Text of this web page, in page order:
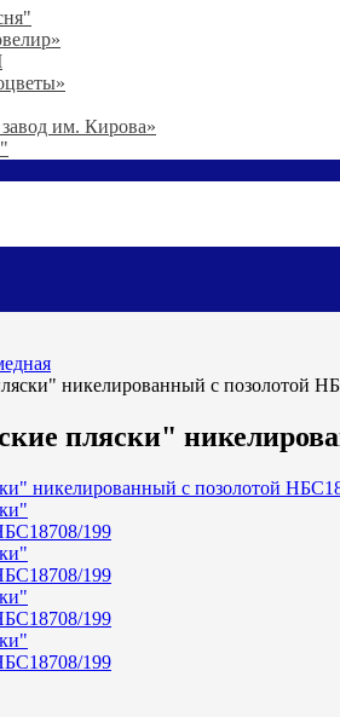
им. Кирова»
никелированный с позолотой
пляски"